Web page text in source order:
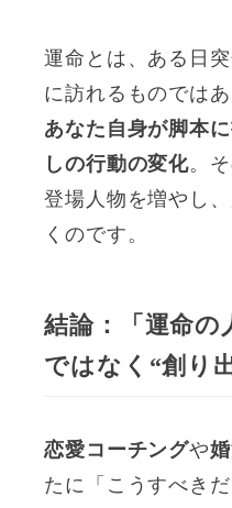
運命とは、ある日
に訪れるものでは
あなた自身が脚本
しの行動の変化。
登場人物を増やし
くのです。
結論：「運命の
ではなく“創り
恋愛コーチングや
たに「こうすべき